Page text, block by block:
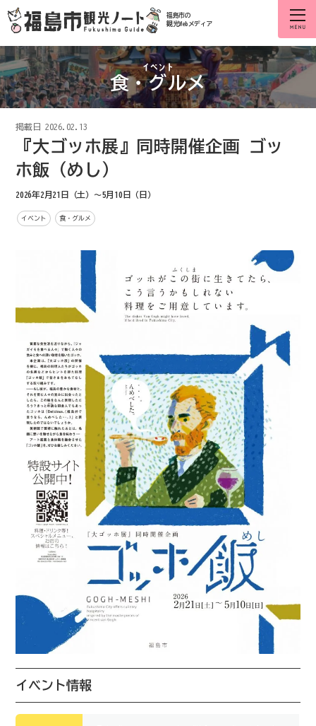
福島市の
観光Webメディア
食・グルメ
掲載日 2026.02.13
『大ゴッホ展』同時開催企画 ゴッ
ホ飯（めし）
2026年2月21日（土）～5月10日（日）
イベント 食・グルメ
イベント情報